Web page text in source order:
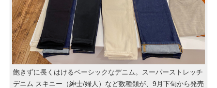
飽きずに長くはけるベーシックなデニム。スーパーストレッチ
デニム スキニー（紳士/婦人）など数種類が、9月下旬から発売